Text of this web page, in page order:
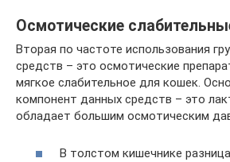
Осмотические
Вторая по частоте использования
средств – это осмотические
мягкое слабительное для кошек.
компонент данных средств – это
обладает большим осмотическим
В толстом кишечнике